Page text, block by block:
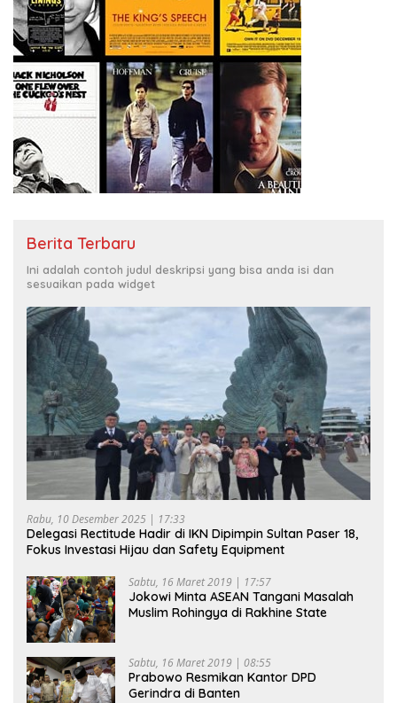
Berita Terbaru
Ini adalah contoh judul deskripsi yang bisa anda isi dan
sesuaikan pada widget
Rabu, 10 Desember 2025 | 17:33
Delegasi Rectitude Hadir di IKN Dipimpin Sultan Paser 18,
Fokus Investasi Hijau dan Safety Equipment
Sabtu, 16 Maret 2019 | 17:57
Jokowi Minta ASEAN Tangani Masalah
Muslim Rohingya di Rakhine State
Sabtu, 16 Maret 2019 | 08:55
Prabowo Resmikan Kantor DPD
Gerindra di Banten